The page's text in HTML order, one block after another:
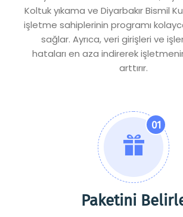
Koltuk yıkama ve Diyarbakır Bismil
işletme sahiplerinin programı
sağlar. Ayrıca, veri girişleri ve
hataları en aza indirerek
arttırır.
01
Paketini